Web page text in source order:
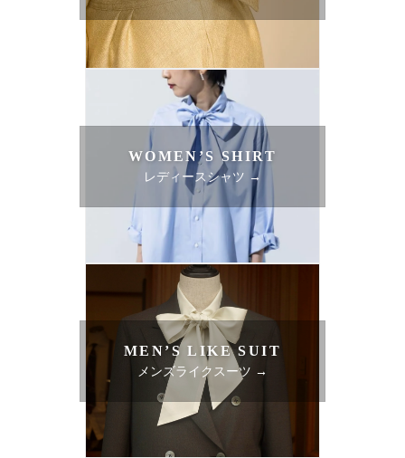
WOMEN’S SHIRT
レディースシャツ →
MEN’S LIKE SUIT
メンズライクスーツ →